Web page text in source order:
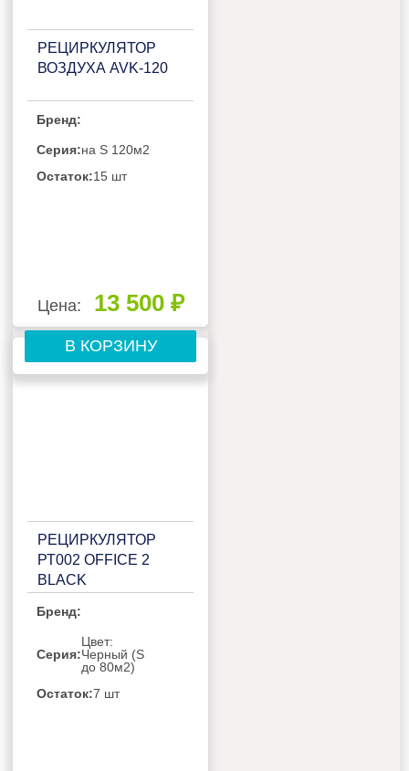
РЕЦИРКУЛЯТОР
ВОЗДУХА AVK-120
Бренд:
Серия:на S 120м2
Остаток:15 шт
Цена: 13 500 ₽
В КОРЗИНУ
РЕЦИРКУЛЯТОР
РТ002 OFFICE 2
BLACK
Бренд:
Серия:
Цвет:
Черный (S
до 80м2)
Остаток:7 шт